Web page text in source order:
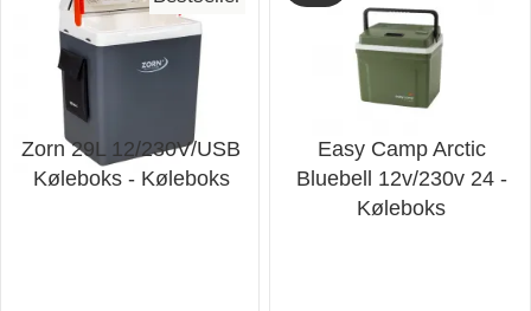
Zorn 29L 12/230V/USB
Køleboks - Køleboks
Easy Camp Arctic
Bluebell 12v/230v 24 -
Køleboks